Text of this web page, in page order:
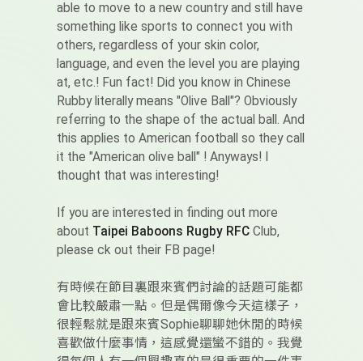
able to move to a new country and still have
something like sports to connect you with
others, regardless of your skin color,
language, and even the level you are playing
at, etc.! Fun fact! Did you know in Chinese
Rubby literally means "Olive Ball"? Obviously
referring to the shape of the actual ball. And
this applies to American football so they call
it the "American olive ball" ! Anyways! I
thought that was interesting!
If you are interested in finding out more
about Taipei Baboons Rugby RFC Club,
please ck out their FB page!
有時候在節目裏跟來賓們討論的話題可能都
會比較嚴肅一點。但是偶爾像今天這樣子，
很輕鬆就是跟來賓Sophie聊聊她休閒的時候
喜歡做什麼事情，這感覺還蠻不錯的。我覺